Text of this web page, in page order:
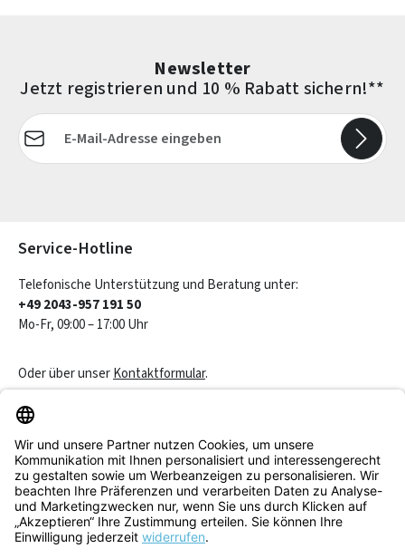
Newsletter
Jetzt registrieren und 10 % Rabatt sichern!**
E-Mail-Adresse*
Service-Hotline
Telefonische Unterstützung und Beratung unter:
+49 2043-957 191 50
Mo-Fr, 09:00 – 17:00 Uhr
Oder über unserKontaktformular.
Service & Beratung
Informationen